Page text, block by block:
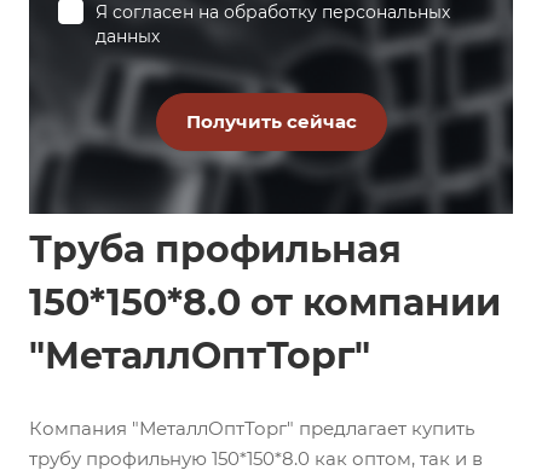
Я согласен на обработку персональных
данных
Труба профильная
150*150*8.0 от компании
"МеталлОптТорг"
Компания "МеталлОптТорг" предлагает купить
трубу профильную 150*150*8.0 как оптом, так и в